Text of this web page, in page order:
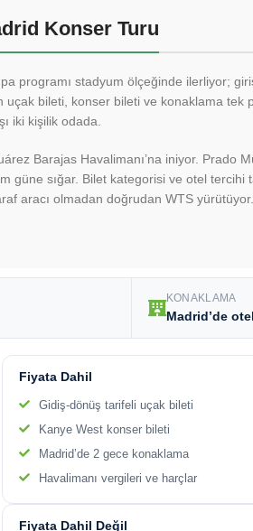
Konser Turu
programı stadyum ölçeğinde ilerliyor;
uçak bileti, konser bileti ve konaklama tek
iki kişilik odada.
Barajas Havalimanı’na iniyor. Prado
güne sığar. Bilet kategorisi ve otel tercihi
aracı olmadan doğrudan WTS
KONAKLAMA
Madrid’de otel
Fiyata Dahil
Gidiş-dönüş tarifeli uçak bileti
Kanye West konser bileti
Madrid’de 2 gece konaklama
Havalimanı vergileri ve harçlar
Fiyata Dahil Değil